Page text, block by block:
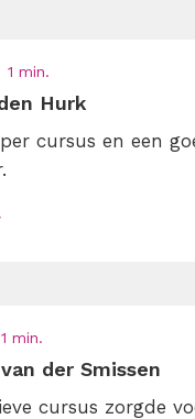
1 min.
Hurk
cursus en een
1 min.
der Smissen
cursus zorgde